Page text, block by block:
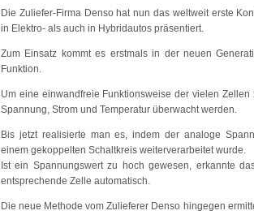
Die Zuliefer-Firma Denso hat nun das weltweit erste
in Elektro- als auch in Hybridautos präsentiert.
Zum Einsatz kommt es erstmals in der neuen
Funktion.
Um eine einwandfreie Funktionsweise der vielen
Spannung, Strom und Temperatur überwacht werden.
Bis jetzt realisierte man es, indem der analoge
einem gekoppelten Schaltkreis weiterverarbeitet wurde.
Ist ein Spannungswert zu hoch gewesen, erkannte
entsprechende Zelle automatisch.
Die neue Methode vom Zulieferer Denso hingegen